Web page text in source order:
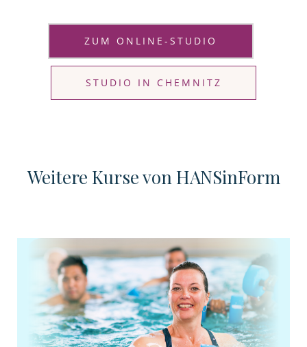
ZUM ONLINE-STUDIO
STUDIO IN CHEMNITZ
Weitere Kurse von HANSinForm